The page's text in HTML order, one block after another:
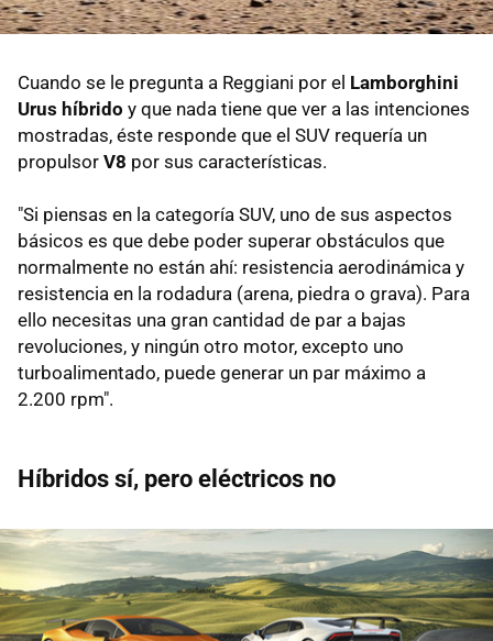
Cuando se le pregunta a Reggiani por el Lamborghini
Urus híbrido y que nada tiene que ver a las intenciones
mostradas, éste responde que el SUV requería un
propulsor V8 por sus características.
"Si piensas en la categoría SUV, uno de sus aspectos
básicos es que debe poder superar obstáculos que
normalmente no están ahí: resistencia aerodinámica y
resistencia en la rodadura (arena, piedra o grava). Para
ello necesitas una gran cantidad de par a bajas
revoluciones, y ningún otro motor, excepto uno
turboalimentado, puede generar un par máximo a
2.200 rpm".
Híbridos sí, pero eléctricos no